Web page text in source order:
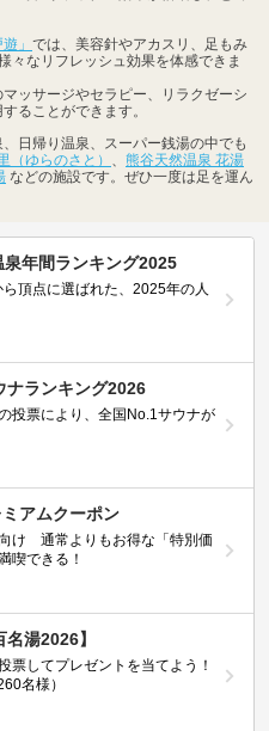
」 では、美容針やアカスリ、足もみ
々なリフレッシュ効果を体感できま
ッサージやセラピー、リラクゼーシ
ることができます。
日帰り温泉、スーパー銭湯の中でも
（ゆらのさと）
熊谷天然温泉 花湯
などの施設です。ぜひ一度は足を運ん
年間ランキング2025
頂点に選ばれた、2025年の人
ナランキング2026
投票により、全国No.1サウナが
アムクーポン
け 通常よりもお得な「特別価
喫できる！
名湯2026】
票してプレゼントを当てよう！
名様）